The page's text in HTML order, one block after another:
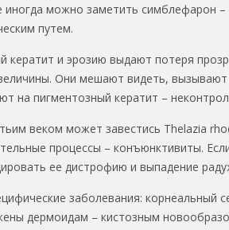
иногда можно заметить симблефарон
путем.
кератит и эрозию выдают потеря
Они мешают видеть,
на пигментозный кератит –
веком может завестись Thelazia
процессы – конъюнктивиты.
ее дистрофию и выпадение
заболевания:
дермоидам – кистозным